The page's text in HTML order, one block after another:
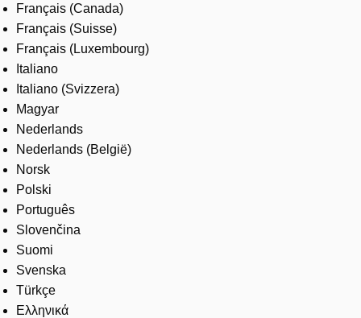
Français (Canada)
Français (Suisse)
Français (Luxembourg)
Italiano
Italiano (Svizzera)
Magyar
Nederlands
Nederlands (België)
Norsk
Polski
Português
Slovenčina
Suomi
Svenska
Türkçe
Ελληνικά